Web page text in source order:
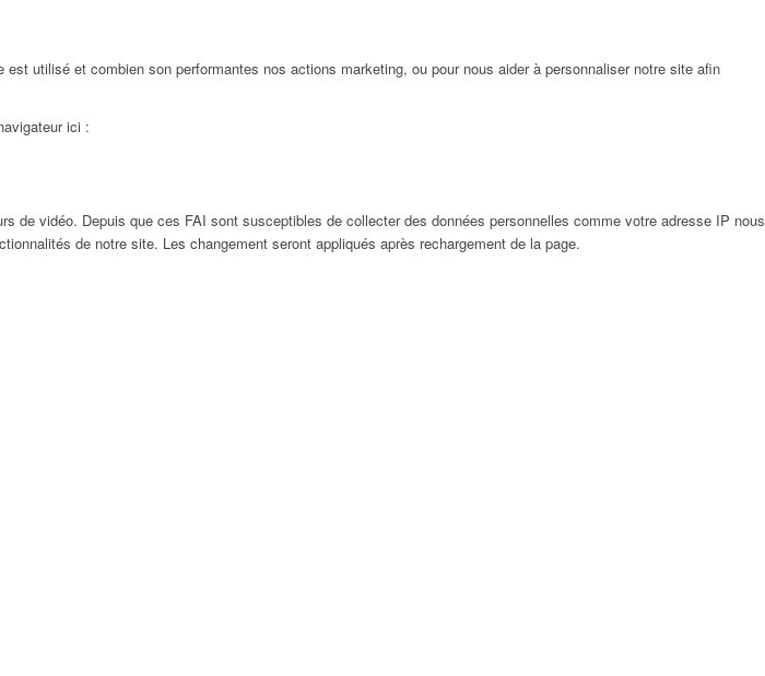
utilisé et combien son performantes nos actions marketing, ou pour nous aider à personnaliser notre site afin
ici :
de vidéo. Depuis que ces FAI sont susceptibles de collecter des données personnelles comme votre adresse IP nous
de notre site. Les changement seront appliqués après rechargement de la page.